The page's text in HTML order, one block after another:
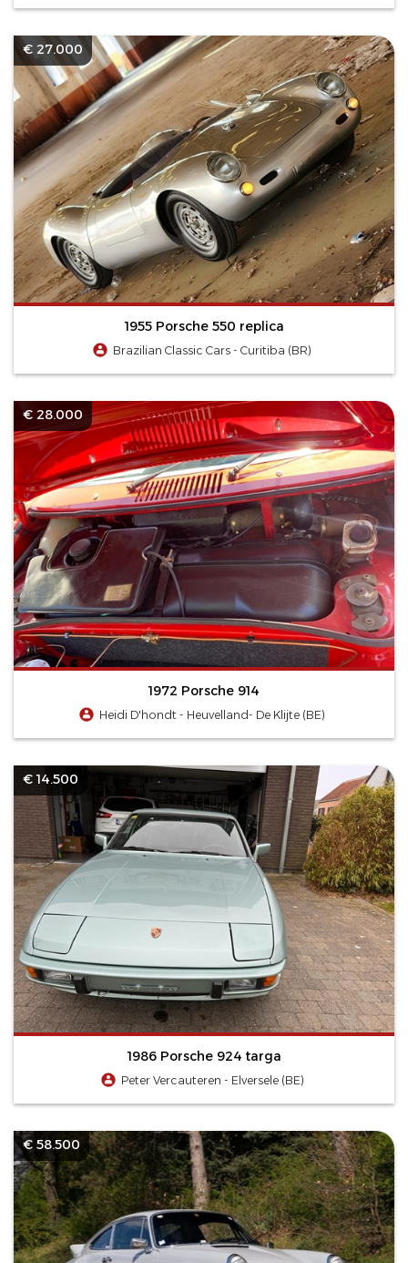
€ 27.000
1955 Porsche 550 replica
Brazilian Classic Cars - Curitiba (BR)
€ 28.000
1972 Porsche 914
Heidi D'hondt - Heuvelland- De Klijte (BE)
€ 14.500
1986 Porsche 924 targa
Peter Vercauteren - Elversele (BE)
€ 58.500